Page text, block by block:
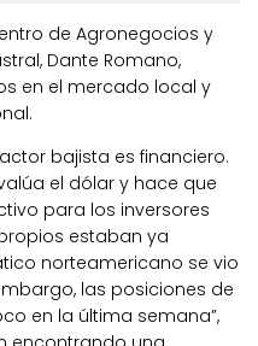
de Agronegocios y
Dante Romano,
en el mercado local y
bajista es financiero.
el dólar y hace que
para los inversores
estaban ya
norteamericano se vio
las posiciones de
en la última semana”,